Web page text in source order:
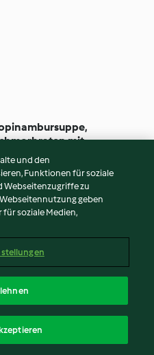
mit
und
Apfel-Tiramisu
(4)
Catalana
und den
Funktionen für soziale
Webseitenzugriffe zu
geben
soziale Medien,